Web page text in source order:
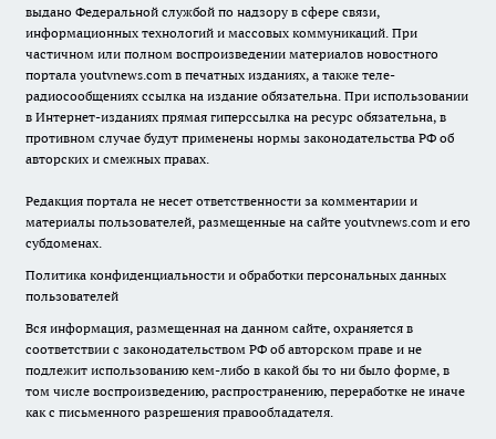
выдано Федеральной службой по надзору в сфере связи,
информационных технологий и массовых коммуникаций. При
частичном или полном воспроизведении материалов новостного
портала youtvnews.com в печатных изданиях, а также теле-
радиосообщениях ссылка на издание обязательна. При использовании
в Интернет-изданиях прямая гиперссылка на ресурс обязательна, в
противном случае будут применены нормы законодательства РФ об
авторских и смежных правах.
Редакция портала не несет ответственности за комментарии и
материалы пользователей, размещенные на сайте youtvnews.com и его
субдоменах.
Политика конфиденциальности и обработки персональных данных
пользователей
Вся информация, размещенная на данном сайте, охраняется в
соответствии с законодательством РФ об авторском праве и не
подлежит использованию кем-либо в какой бы то ни было форме, в
том числе воспроизведению, распространению, переработке не иначе
как с письменного разрешения правообладателя.